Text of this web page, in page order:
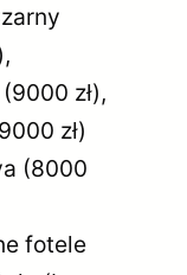
zł),
zł)
(8000
fotele